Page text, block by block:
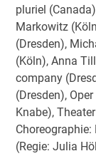
pluriel
Markowitz
(Dresden),
(Köln), Anna
company
(Dresden),
Knabe),
(Regie: Julia